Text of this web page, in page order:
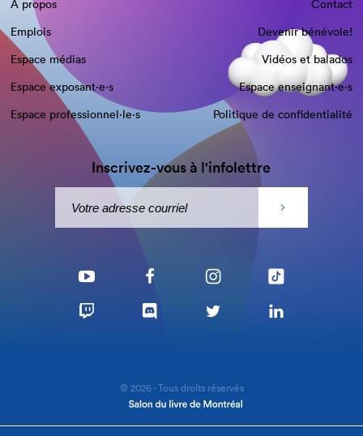
À propos
Contact
Emplois
Devenir bénévole!
Espace médias
Vidéos et balados
Espace exposant·e⋅s
Espace enseignant·e⋅s
Espace professionnel·le⋅s
Politique de confidentialité
Inscrivez-vous à l'infolettre
© 2026 - Tous droits réservés